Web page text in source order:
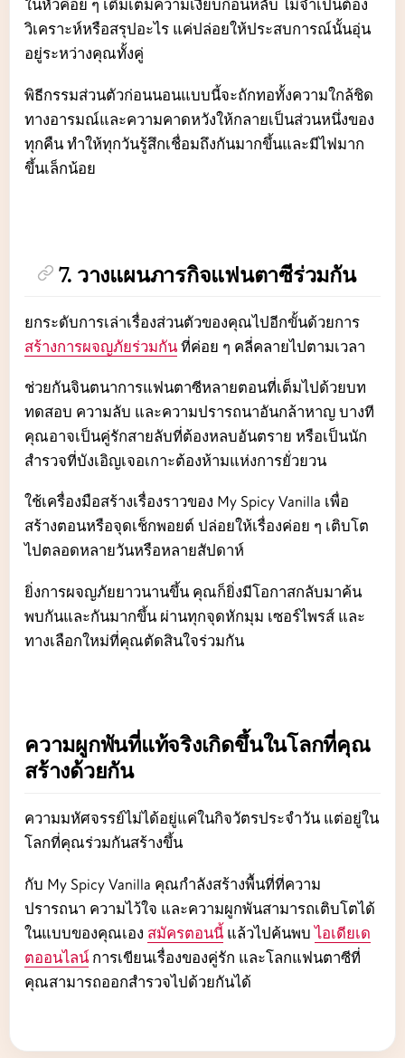
ในหัวค่อย ๆ เติมเต็มความเงียบก่อนหลับ ไม่จำเป็นต้อง
วิเคราะห์หรือสรุปอะไร แค่ปล่อยให้ประสบการณ์นั้นอุ่น
อยู่ระหว่างคุณทั้งคู่
พิธีกรรมส่วนตัวก่อนนอนแบบนี้จะถักทอทั้งความใกล้ชิด
ทางอารมณ์และความคาดหวังให้กลายเป็นส่วนหนึ่งของ
ทุกคืน ทำให้ทุกวันรู้สึกเชื่อมถึงกันมากขึ้นและมีไฟมาก
ขึ้นเล็กน้อย
7. วางแผนภารกิจแฟนตาซีร่วมกัน
ยกระดับการเล่าเรื่องส่วนตัวของคุณไปอีกขั้นด้วยการ
สร้างการผจญภัยร่วมกัน ที่ค่อย ๆ คลี่คลายไปตามเวลา
ช่วยกันจินตนาการแฟนตาซีหลายตอนที่เต็มไปด้วยบท
ทดสอบ ความลับ และความปรารถนาอันกล้าหาญ บางที
คุณอาจเป็นคู่รักสายลับที่ต้องหลบอันตราย หรือเป็นนัก
สำรวจที่บังเอิญเจอเกาะต้องห้ามแห่งการยั่วยวน
ใช้เครื่องมือสร้างเรื่องราวของ My Spicy Vanilla เพื่อ
สร้างตอนหรือจุดเช็กพอยต์ ปล่อยให้เรื่องค่อย ๆ เติบโต
ไปตลอดหลายวันหรือหลายสัปดาห์
ยิ่งการผจญภัยยาวนานขึ้น คุณก็ยิ่งมีโอกาสกลับมาค้น
พบกันและกันมากขึ้น ผ่านทุกจุดหักมุม เซอร์ไพรส์ และ
ทางเลือกใหม่ที่คุณตัดสินใจร่วมกัน
ความผูกพันที่แท้จริงเกิดขึ้นในโลกที่คุณ
สร้างด้วยกัน
ความมหัศจรรย์ไม่ได้อยู่แค่ในกิจวัตรประจำวัน แต่อยู่ใน
โลกที่คุณร่วมกันสร้างขึ้น
กับ My Spicy Vanilla คุณกำลังสร้างพื้นที่ที่ความ
ปรารถนา ความไว้ใจ และความผูกพันสามารถเติบโตได้
ในแบบของคุณเอง สมัครตอนนี้ แล้วไปค้นพบไอเดียเด
ตออนไลน์ การเขียนเรื่องของคู่รัก และโลกแฟนตาซีที่
คุณสามารถออกสำรวจไปด้วยกันได้